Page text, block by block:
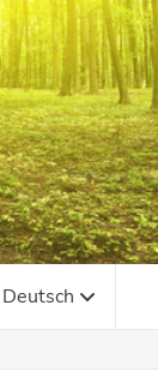
Deutsch